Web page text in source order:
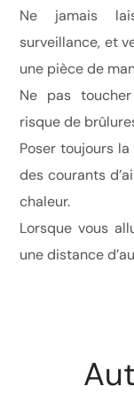
Ne jamais
surveillance, et
une pièce de
Ne pas
risque de
Poser toujours
des courants
chaleur.
Lorsque vous
une distance